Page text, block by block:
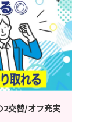
2交替/オフ充実